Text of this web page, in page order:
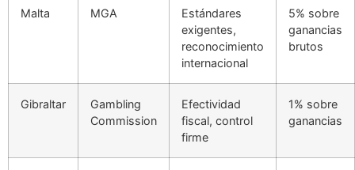
Malta MGA
Estándares
exigentes,
reconocimiento
internacional
5% sobre
ganancias
brutos
Gibraltar
Gambling
Commission
Efectividad
fiscal, control
firme
1% sobre
ganancias